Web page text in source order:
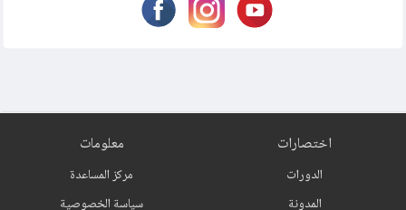
اختصارات
الدورات
المدونة
معلومات
مركز المساعدة
سياسة الخصوصية